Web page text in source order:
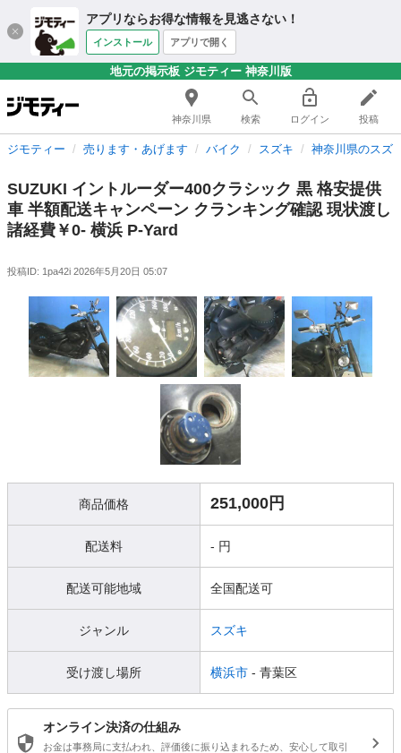
アプリならお得な情報を見逃さない！
インストール アプリで開く
地元の掲示板 ジモティー 神奈川版
神奈川県 検索 ログイン 投稿
ジモティー 売ります・あげます バイク スズキ 神奈川県のスズ
SUZUKI イントルーダー400クラシック 黒 格安提供
車 半額配送キャンペーン クランキング確認 現状渡し
諸経費￥0- 横浜 P-Yard
投稿ID: 1pa42i 2026年5月20日 05:07
商品価格 251,000円
配送料 - 円
配送可能地域 全国配送可
ジャンル スズキ
受け渡し場所 横浜市 - 青葉区
オンライン決済の仕組み
お金は事務局に支払われ、評価後に振り込まれるため、安心して取引